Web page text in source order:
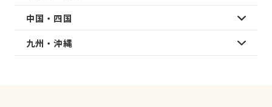
中国・四国
九州・沖縄